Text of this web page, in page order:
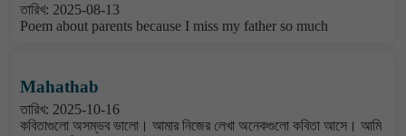
তারিখ: 2025-08-13
Poem about parents because I miss my father so much
Mahathab
তারিখ: 2025-10-16
কবিতাগুলো অসম্ভব ভালো। আমার নিজের লেখা অনেকগুলো কবিতা আসে। আমি